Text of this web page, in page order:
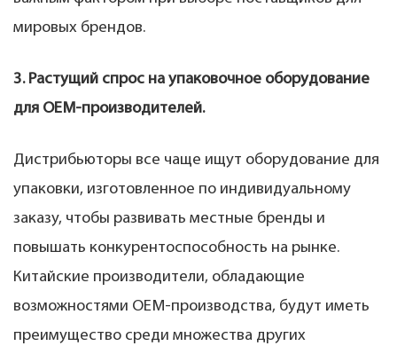
мировых брендов.
3. Растущий спрос на упаковочное оборудование
для OEM-производителей.
Дистрибьюторы все чаще ищут оборудование для
упаковки, изготовленное по индивидуальному
заказу, чтобы развивать местные бренды и
повышать конкурентоспособность на рынке.
Китайские производители, обладающие
возможностями OEM-производства, будут иметь
преимущество среди множества других